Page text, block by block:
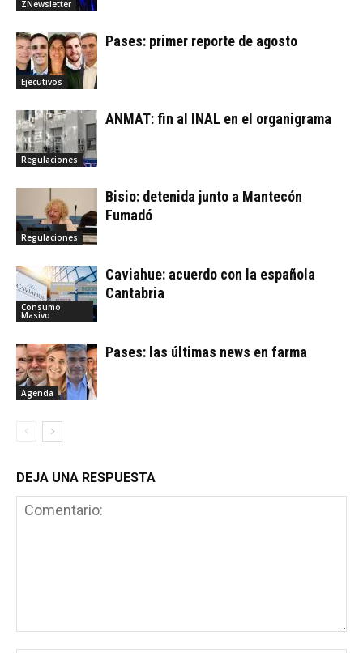
ZNewsletter
Ejecutivos
Pases: primer reporte de agosto
Regulaciones
ANMAT: fin al INAL en el organigrama
Regulaciones
Bisio: detenida junto a Mantecón
Fumadó
Consumo
Masivo
Caviahue: acuerdo con la española
Cantabria
Agenda
Pases: las últimas news en farma
DEJA UNA RESPUESTA